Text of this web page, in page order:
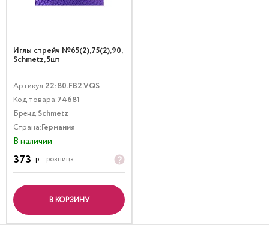
Иглы стрейч №65(2),75(2),90,
Schmetz, 5шт
Артикул:22:80.FB2.VQS
Код товара:74681
Бренд:Schmetz
Страна:Германия
В наличии
373 р. розница
В КОРЗИНУ